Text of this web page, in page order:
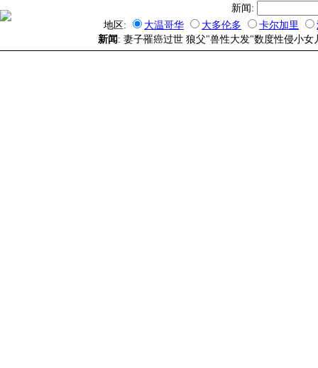
新闻:
地区:
大温哥华 大多伦多 卡尔加里
新闻 : 妻子罹癌过世 狼父"兽性大发"数度性侵小女